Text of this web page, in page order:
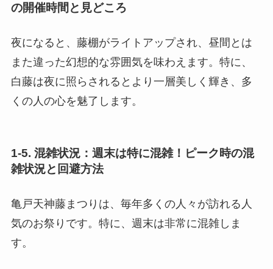
の開催時間と見どころ
夜になると、藤棚がライトアップされ、昼間とは
また違った幻想的な雰囲気を味わえます。特に、
白藤は夜に照らされるとより一層美しく輝き、多
くの人の心を魅了します。
1-5. 混雑状況：週末は特に混雑！ピーク時の混
雑状況と回避方法
亀戸天神藤まつりは、毎年多くの人々が訪れる人
気のお祭りです。特に、週末は非常に混雑しま
す。